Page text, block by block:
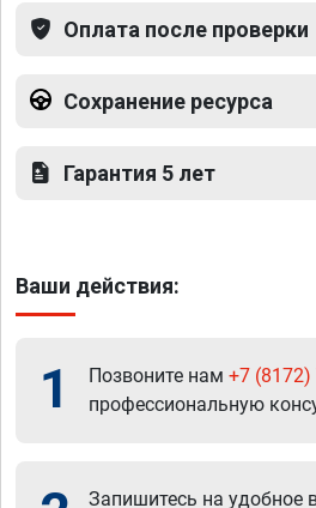
Оплата после проверки
Сохранение ресурса
Гарантия 5 лет
Ваши действия:
1 Позвоните нам +7 (8172)
профессиональную
Запишитесь на удобное